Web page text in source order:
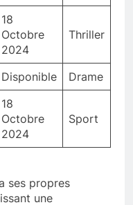
18
Octobre
2024
Thriller
Disponible Drame
18
Octobre
2024
Sport
ses propres
une